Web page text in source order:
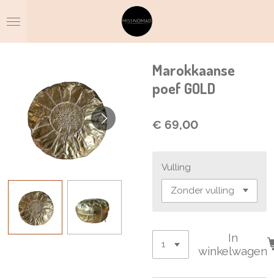
direct
Marokkaanse
poef GOLD
€ 69,00
Vulling
In
winkelwagen